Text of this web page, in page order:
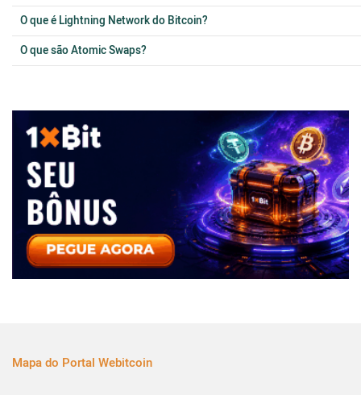
O que é Lightning Network do Bitcoin?
O que são Atomic Swaps?
Mapa do Portal Webitcoin